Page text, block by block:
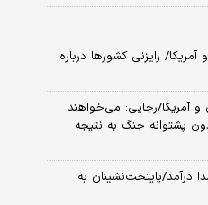
رایزنی کشورها درباره
و آمریکا/رجایی: می‌خواهند
پشتوانه جنگ به نتیجه
درآمد/پایتخت‌نشینان به